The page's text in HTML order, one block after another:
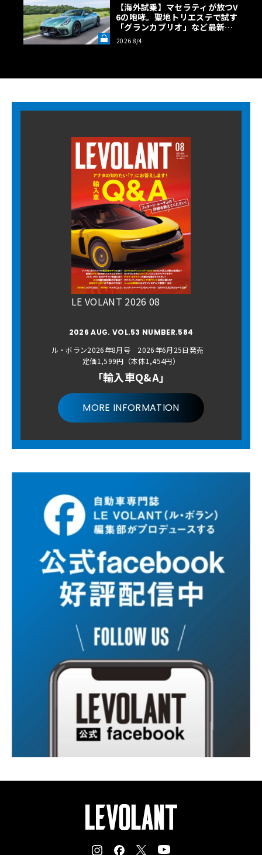
【海外試乗】マセラティが放つV
6の咆哮。聖地トリエステで試す
「グランカブリオ」など最新ト
ロフェオ3台の官能評価《LE VO
LANT LAB》
2026 8/4
LE VOLANT 2026 08
2026 AUG. VOL.53 NUMBER.584
ル・ボラン2026年8月号 2026年6月25日発売
定価1,599円（本体1,454円）
「輸入車Q&A」
MORE INFORMATION